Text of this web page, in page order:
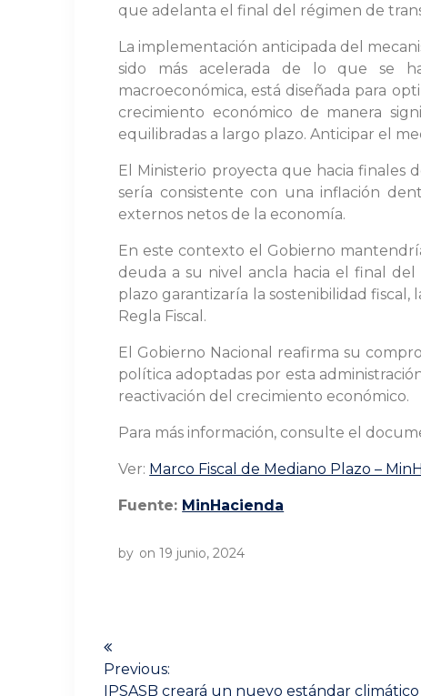
que adelanta el final del régimen de
La implementación anticipada del
sido más acelerada de lo que se
macroeconómica, está diseñada para
crecimiento económico de manera
equilibradas a largo plazo. Anticipar el
El Ministerio proyecta que hacia finales
sería consistente con una inflación
externos netos de la economía.
En este contexto el Gobierno
deuda a su nivel ancla hacia el final
plazo garantizaría la sostenibilidad
Regla Fiscal.
El Gobierno Nacional reafirma su
política adoptadas por esta
reactivación del crecimiento económico.
Para más información, consulte el
Ver: Marco Fiscal de Mediano Plazo –
Fuente: MinHacienda
by on 19 junio, 2024
Navegación
de
Previous:
Previous
IPSASB creará un nuevo estándar